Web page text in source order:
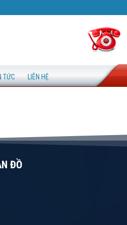
TỨC LIÊN HỆ
ĐỒ